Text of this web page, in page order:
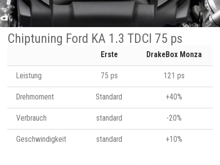
Chiptuning Ford KA 1.3 TDCI 75 ps
Erste DrakeBox Monza
Leistung 75 ps 121 ps
Drehmoment Standard +40%
Verbrauch standard -20%
Geschwindigkeit standard +10%